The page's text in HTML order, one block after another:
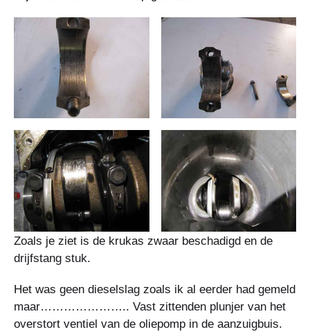
Zoals je ziet is de krukas zwaar beschadigd en de
drijfstang stuk.
Het was geen dieselslag zoals ik al eerder had gemeld
maar………………….. Vast zittenden plunjer van het
overstort ventiel van de oliepomp in de aanzuigbuis.